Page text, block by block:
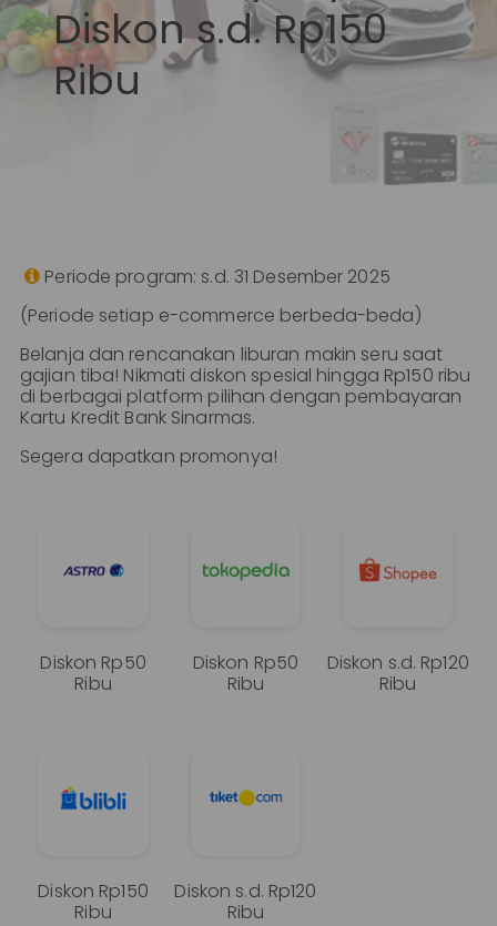
Perbankan
Bisnis
Teman
Nasabah
Hubungan
Karir
ID Diskon s.d. Rp150
Ribu
 Periode program: s.d. 31 Desember 2025
(Periode setiap e-commerce berbeda-beda)
Belanja dan rencanakan liburan makin seru saat
gajian tiba! Nikmati diskon spesial hingga Rp150 ribu
di berbagai platform pilihan dengan pembayaran
Kartu Kredit Bank Sinarmas.
Segera dapatkan promonya!
Diskon Rp50
Ribu
Diskon Rp50
Ribu
Diskon s.d. Rp120
Ribu
Diskon Rp150
Ribu
Diskon s.d. Rp120
Ribu